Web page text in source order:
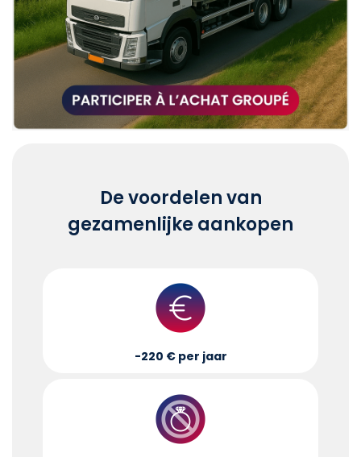
De voordelen van
gezamenlijke aankopen
-220 € per jaar